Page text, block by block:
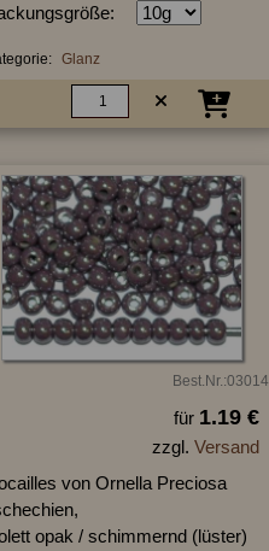
Glanz
Best.Nr.:03014
für 1.19 €
zzgl. Versand
von Ornella Preciosa
opak / schimmernd (lüster)